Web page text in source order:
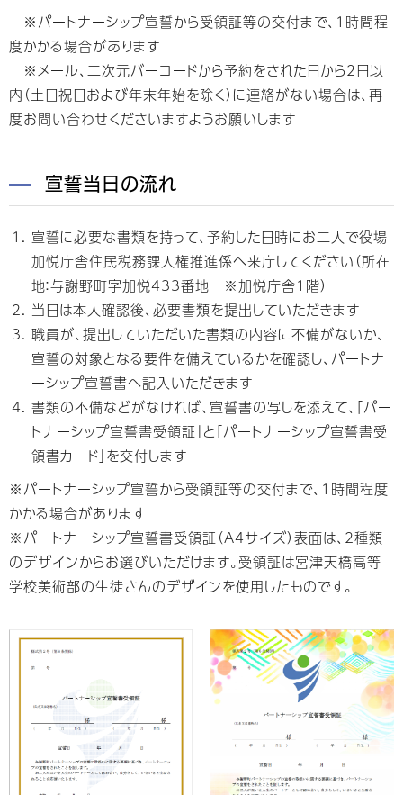
※パートナーシップ宣誓から受領証等の交付まで、1時間程
度かかる場合があります
※メール、二次元バーコードから予約をされた日から2日以
内（土日祝日および年末年始を除く）に連絡がない場合は、再
度お問い合わせくださいますようお願いします
宣誓当日の流れ
宣誓に必要な書類を持って、予約した日時にお二人で役場
加悦庁舎住民税務課人権推進係へ来庁してください（所在
地：与謝野町字加悦433番地 ※加悦庁舎1階）
当日は本人確認後、必要書類を提出していただきます
職員が、提出していただいた書類の内容に不備がないか、
宣誓の対象となる要件を備えているかを確認し、パートナ
ーシップ宣誓書へ記入いただきます
書類の不備などがなければ、宣誓書の写しを添えて、「パー
トナーシップ宣誓書受領証」と「パートナーシップ宣誓書受
領書カード」を交付します
※パートナーシップ宣誓から受領証等の交付まで、1時間程度
かかる場合があります
※パートナーシップ宣誓書受領証（A4サイズ）表面は、2種類
のデザインからお選びいただけます。受領証は宮津天橋高等
学校美術部の生徒さんのデザインを使用したものです。